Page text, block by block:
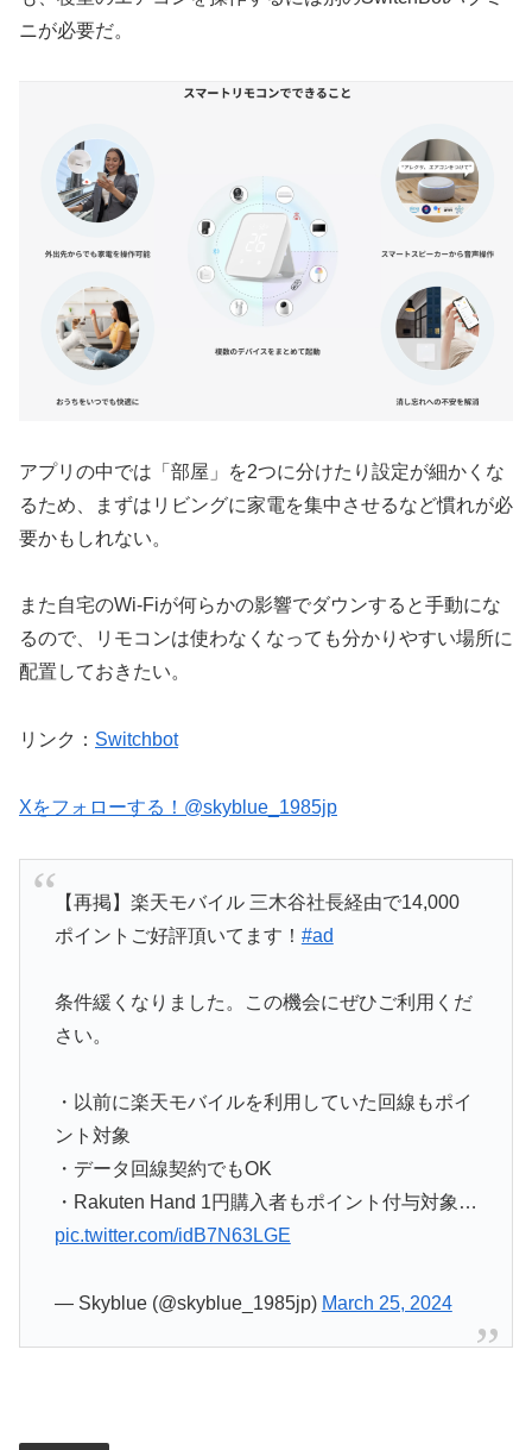
ニが必要だ。
アプリの中では「部屋」を2つに分けたり設定が細かくな
るため、まずはリビングに家電を集中させるなど慣れが必
要かもしれない。
また自宅のWi-Fiが何らかの影響でダウンすると手動にな
るので、リモコンは使わなくなっても分かりやすい場所に
配置しておきたい。
リンク： Switchbot
Xをフォローする！@skyblue_1985jp
【再掲】楽天モバイル 三木谷社長経由で14,000
ポイントご好評頂いてます！ #ad
条件緩くなりました。この機会にぜひご利用くだ
さい。
・以前に楽天モバイルを利用していた回線もポイ
ント対象
・データ回線契約でもOK
・Rakuten Hand 1円購入者もポイント付与対象…
pic.twitter.com/idB7N63LGE
— Skyblue (@skyblue_1985jp) March 25, 2024